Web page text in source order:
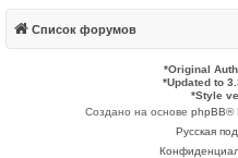
Список форумов
*Original
*Updated to
*Style
Создано на основе phpBB®
Русская